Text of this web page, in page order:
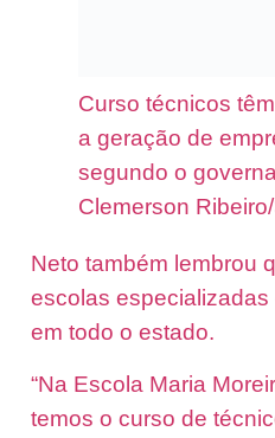
Curso técnicos
a geração de
segundo o
Clemerson
Neto também lembrou
escolas
em todo o estado.
“Na Escola Maria
temos o curso de